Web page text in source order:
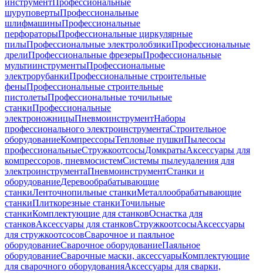
инструментПрофессиональные
шуруповертыПрофессиональные
шлифмашиныПрофессиональные
перфораторыПрофессиональные циркулярные
пилыПрофессиональные электролобзикиПрофессиональные
дрелиПрофессиональные фрезерыПрофессиональные
мультиинструментыПрофессиональные
электрорубанкиПрофессиональные строительные
феныПрофессиональные строительные
пистолетыПрофессиональные точильные
станкиПрофессиональные
электроножницыПневмоинструментНаборы
профессионального электроинструментаСтроительное
оборудованиеКомпрессорыТепловые пушкиПылесосы
профессиональныеСтружкоотсосыДомкратыАксессуары для
компрессоров, пневмосистемСистемы пылеудаления для
электроинструментаПневмоинструментСтанки и
оборудованиеДеревообрабатывающие
станкиЛенточнопильные станкиМеталлообрабатывающие
станкиПлиткорезные станкиТочильные
станкиКомплектующие для станковОснастка для
станковАксессуары для станковСтружкоотсосыАксессуары
для стружкоотсосовСварочное и паяльное
оборудованиеСварочное оборудованиеПаяльное
оборудованиеСварочные маски, аксессуарыКомплектующие
для сварочного оборудованияАксессуары для сварки,